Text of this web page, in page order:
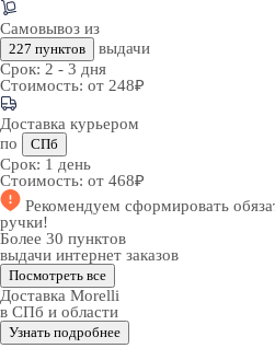
Самовывоз из
227 пунктов
выдачи
Срок: 2 - 3 дня
Стоимость: от 248₽
Доставка курьером
по
СПб
Срок: 1 день
Стоимость: от 468₽
Рекомендуем сформировать
ручки!
Более 30 пунктов
выдачи интернет заказов
Посмотреть все
Доставка Morelli
в СПб и области
Узнать подробнее